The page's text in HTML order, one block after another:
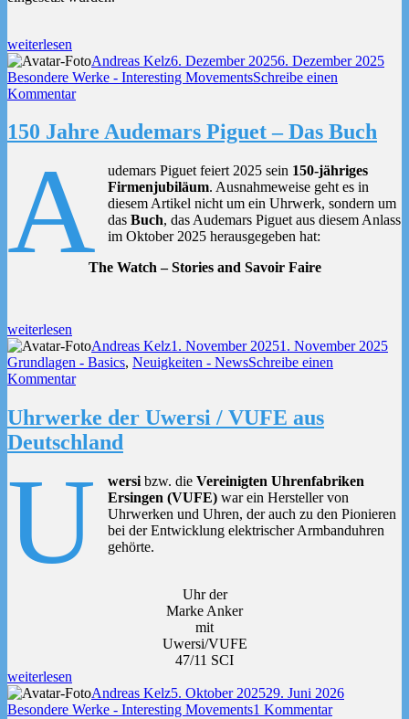
„Octava
/
Graizely
8
Werk“
weiterlesen
Autor
Andreas KelzVeröffentlicht
am
6. Dezember 20256. Dezember 2025
Besondere Werke - Interesting MovementsSchreibe einen
Kommentarzu
/
Graizely
150 Jahre Audemars Piguet – Das Buch
A udemars Piguet feiert 2025 sein 150-jähriges
Firmenjubiläum. Ausnahmeweise geht es in
diesem Artikel nicht um ein Uhrwerk, sondern um
dasBuch, das Audemars Piguet aus diesem Anlass
im Oktober 2025 herausgegeben hat:
The Watch – Stories and Savoir Faire
„150
Jahre
Audemars
Piguet
Das
Buch“
weiterlesen
Autor
Andreas KelzVeröffentlicht
am
1. November 20251. November 2025
Grundlagen - Basics, Neuigkeiten - NewsSchreibe einen
Kommentarzu
Jahre
Audemars
Piguet
Uhrwerke der Uwersi / VUFE aus
Deutschland
U wersibzw. dieVereinigten Uhrenfabriken
Ersingen (VUFE) war ein Hersteller von
Uhrwerken und Uhren, der auch zu den Pionieren
bei der Entwicklung elektrischer Armbanduhren
gehörte.
Uhr der
Marke Anker
mit
Uwersi/VUFE
47/11 SCI
„Uhrwerke
der
Uwersi
weiterlesen
Autor
Andreas KelzVeröffentlicht
am
5. Oktober 202529. Juni 2026Kategorien
Besondere Werke - Interesting Movements1 Kommentarzu